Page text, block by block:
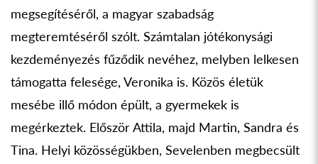
megsegítéséről, a magyar szabadság
megteremtéséről szólt. Számtalan jótékonysági
kezdeményezés fűződik nevéhez, melyben lelkesen
támogatta felesége, Veronika is. Közös életük
mesébe illő módon épült, a gyermekek is
megérkeztek. Először Attila, majd Martin, Sandra és
Tina. Helyi közösségükben, Sevelenben megbecsült